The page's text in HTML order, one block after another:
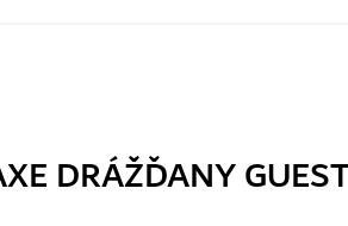
DRÁŽĎANY